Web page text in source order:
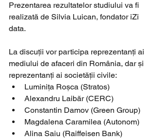
Prezentarea rezultatelor studiului va fi
realizată de Silvia Luican, fondator iZi
data.
La discuții vor participa reprezentanți ai
mediului de afaceri din România, dar și
reprezentanți ai societății civile:
Luminița Roșca (Stratos)
Alexandru Laibăr (CERC)
Constantin Damov (Green Group)
Magdalena Caramilea (Autonom)
Alina Saiu (Raiffeisen Bank)